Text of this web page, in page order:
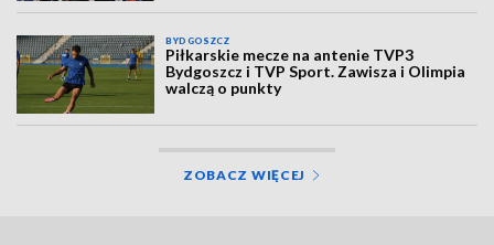
BYDGOSZCZ
Piłkarskie mecze na antenie TVP3
Bydgoszcz i TVP Sport. Zawisza i Olimpia
walczą o punkty
ZOBACZ WIĘCEJ